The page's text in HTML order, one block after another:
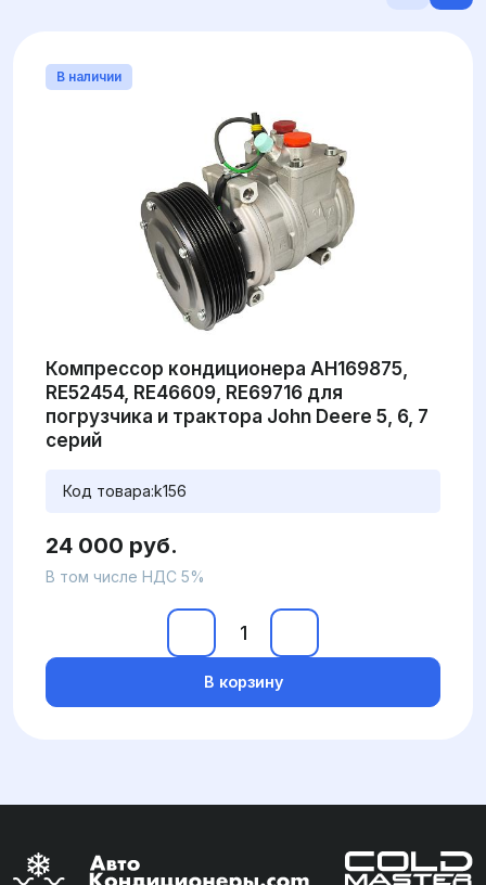
В наличии
Компрессор кондиционера AH169875,
RE52454, RE46609, RE69716 для
погрузчика и трактора John Deere 5, 6, 7
серий
Код товара:k156
24 000 руб.
В том числе НДС 5%
В корзину